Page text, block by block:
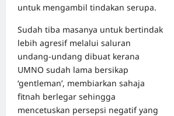
untuk mengambil tindakan serupa.
Sudah tiba masanya untuk bertindak
lebih agresif melalui saluran
undang-undang dibuat kerana
UMNO sudah lama bersikap
‘gentleman’, membiarkan sahaja
fitnah berlegar sehingga
mencetuskan persepsi negatif yang